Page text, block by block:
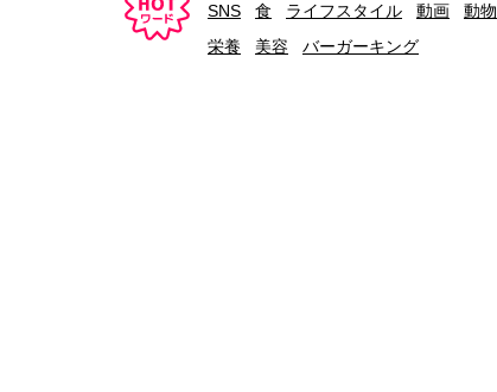
SNS
食 ライフスタイル 動画 動物
栄養
美容 バーガーキング